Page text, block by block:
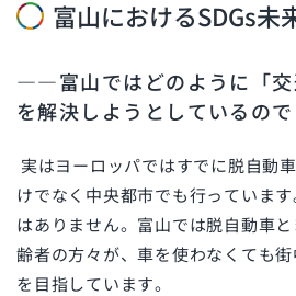
富山におけるSDGs未
――富山ではどのように「交
を解決しようとしているの
実はヨーロッパではすでに脱自動
けでなく中央都市でも行っていま
はありません。富山では脱自動車
齢者の方々が、車を使わなくても
を目指しています。